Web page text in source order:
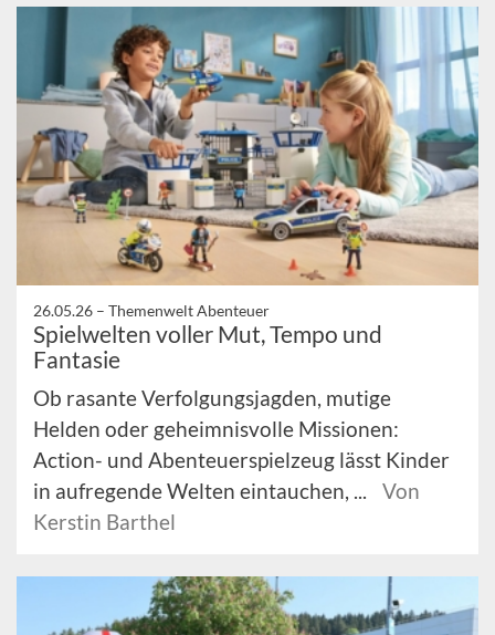
26.05.26 – Themenwelt Abenteuer
Spielwelten voller Mut, Tempo und
Fantasie
Ob rasante Verfolgungsjagden, mutige
Helden oder geheimnisvolle Missionen:
Action- und Abenteuerspielzeug lässt Kinder
in aufregende Welten eintauchen, ...
Von
Kerstin Barthel